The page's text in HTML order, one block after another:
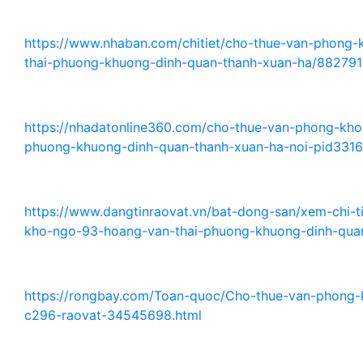
https://www.nhaban.com/chitiet/cho-thue-van-
thai-phuong-khuong-dinh-quan-thanh-xuan-ha/
https://nhadatonline360.com/cho-thue-van-phong-
phuong-khuong-dinh-quan-thanh-xuan-ha-noi-
https://www.dangtinraovat.vn/bat-dong-san/xem-
kho-ngo-93-hoang-van-thai-phuong-khuong-dinh-
https://rongbay.com/Toan-quoc/Cho-thue-van-
c296-raovat-34545698.html